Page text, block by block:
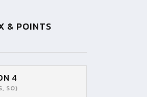
& POINTS
4
SO)